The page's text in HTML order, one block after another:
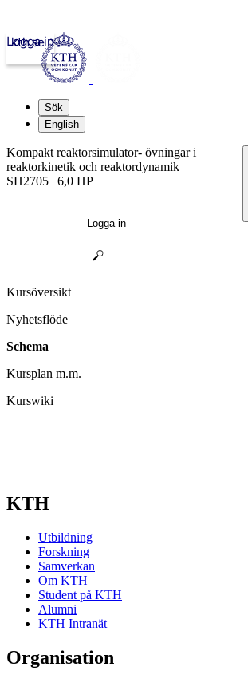
kth.se
Logga in
Sök
English
Kompakt reaktorsimulator- övningar i
reaktorkinetik och reaktordynamik
SH2705 | 6,0 HP
Logga in
Kursöversikt
Nyhetsflöde
Schema
Kursplan m.m.
Kurswiki
KTH
Utbildning
Forskning
Samverkan
Om KTH
Student på KTH
Alumni
KTH Intranät
Organisation